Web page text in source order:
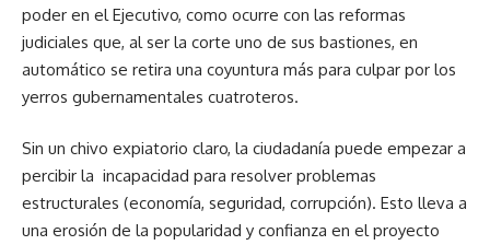
poder en el Ejecutivo, como ocurre con las reformas
judiciales que, al ser la corte uno de sus bastiones, en
automático se retira una coyuntura más para culpar por los
yerros gubernamentales cuatroteros.
Sin un chivo expiatorio claro, la ciudadanía puede empezar a
percibir la incapacidad para resolver problemas
estructurales (economía, seguridad, corrupción). Esto lleva a
una erosión de la popularidad y confianza en el proyecto